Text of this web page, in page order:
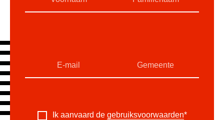
Ik aanvaard de gebruiksvoorwaarden*